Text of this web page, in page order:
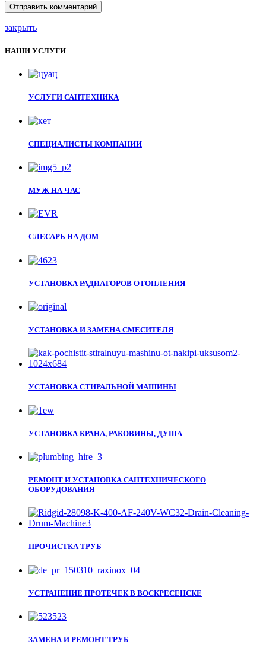
закрыть
НАШИ УСЛУГИ
УСЛУГИ САНТЕХНИКА
СПЕЦИАЛИСТЫ КОМПАНИИ
МУЖ НА ЧАС
СЛЕСАРЬ НА ДОМ
УСТАНОВКА РАДИАТОРОВ ОТОПЛЕНИЯ
УСТАНОВКА И ЗАМЕНА СМЕСИТЕЛЯ
УСТАНОВКА СТИРАЛЬНОЙ МАШИНЫ
УСТАНОВКА КРАНА, РАКОВИНЫ, ДУША
РЕМОНТ И УСТАНОВКА САНТЕХНИЧЕСКОГО
ОБОРУДОВАНИЯ
ПРОЧИСТКА ТРУБ
УСТРАНЕНИЕ ПРОТЕЧЕК В ВОСКРЕСЕНСКЕ
ЗАМЕНА И РЕМОНТ ТРУБ